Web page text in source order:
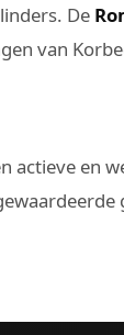
De
van
actieve en